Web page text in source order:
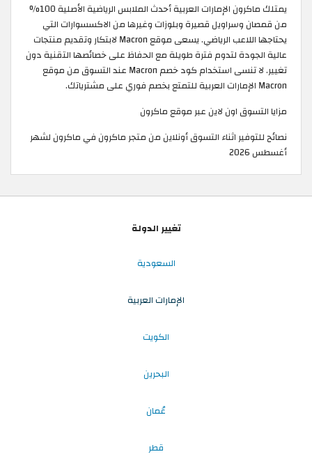
يمتلك ماكرون الإمارات العربية أحدث الملابس الرياضية الأصلية 100%
من قمصان وسراويل قصيرة وبلوزات وغيرها من الاكسسوارات التي
يحتاجها اللاعب الرياضي. يسعى موقع Macron لابتكار وتقديم منتجات
عالية الجودة لتدوم فترة طويلة مع الحفاظ على خصائصها التقنية دون
تغيير. لا تنسى استخدام كود خصم Macron عند التسوق من موقع
Macron الإمارات العربية للتمتع بخصم فوري على مشترياتك. ​
مزايا التسوق اون لاين عبر موقع ماكرون
نصائح للتوفير اثناء التسوق أونلاين من متجر ماكرون في ماكرون لشهر
أغسطس 2026
تغيير الدولة
السعودية
الإمارات العربية
الكويت
البحرين
عُمان
قطر